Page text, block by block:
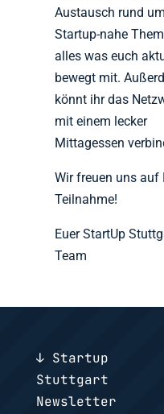
Austausch rund um
Startup-nahe
alles was euch
bewegt mit.
könnt ihr das
mit einem lecker
Mittagessen
Wir freuen uns auf
Teilnahme!
Euer StartUp
Team
↓ Startup
Stuttgart
Newsletter